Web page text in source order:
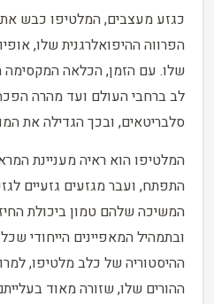
כגזע מעצבים, המלטיפו כבש
הפרווה ההיפואלרגנית שלו,
שלו. עם הזמן, הכלאה
לב ברחבי העולם ועד מהרה
סלבריטאים, ובכך הגדילה את
המלטיפו הוא ראיה מעניינת
התפתח, ועבר מגזעים גזעיים
המשיכה שלהם טמון ביכולת
ובתמהיל המאפיינים הייחודי
ההיסטוריה של כלב מלטיפו,
ההורים שלו, שזורה מאוד